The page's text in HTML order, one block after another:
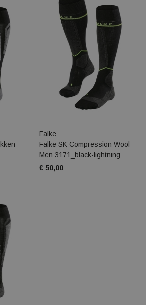
Falke
Falke SK Compression Wool
Men 3171_black-lightning
€ 50,00